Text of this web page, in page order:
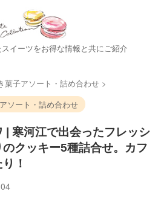
イーツをお得な情報と共にご紹介
菓子アソート・詰め合わせ >
ソート・詰め合わせ
| 寒河江で出会ったフレッシ
クッキー5種詰合せ。カフ
！